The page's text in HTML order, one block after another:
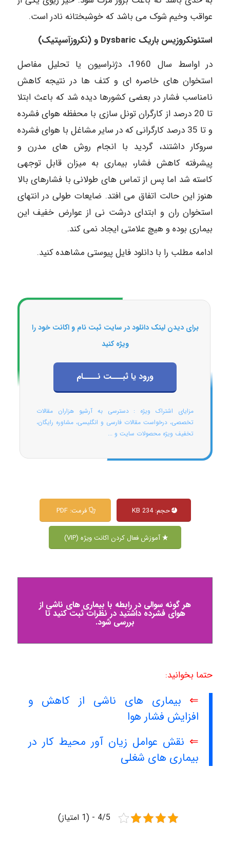
عواقب وخیم شوک می باشد که خوشبختانه نادر است.
استئونکروزیس باریک
و (نکروزآسپتیک)
در اواسط سال 1960، دژنراسیون یا تحلیل مفاصل
استخوان های خاصره ای و کتف ها در نتیجه کاهش
نامناسب فشار در بعضی کشورها دیده شد که باعث ابتلا
تا 20 درصد از کارگران تونل سازی با محفظه هوای فشرده
و تا 35 درصد کارگرانی که در سایر مشاغل با هوای فشرده
سروکار داشتند، گردید با انجام روش های مدرن و
پیشرفته کاهش فشار، بیماری به میزان قابل توجهی
کاسته شد اما پس از تماس های طولانی با فشارهای بالا
هنوز این حالت اتفاق می افتد. ضایعات طولی در انتهای
استخوان ران و ابتدای درشت نی از عوارض خفیف این
بیماری بوده و هیچ علامتی ایجاد نمی کند.
ادامه مطلب را با دانلود فایل پیوستی مشاهده کنید.
برای دیدن لینک دانلود در سایت ثبت نام و اکانت خود را
ویژه کنید
ورود یا ثبـــت نــــام
مزایای اشتراک ویژه : دسترسی به آرشیو هزاران مقالات
تخصصی، درخواست مقالات فارسی و انگلیسی، مشاوره رایگان،
تخفیف ویژه محصولات سایت و ...
حجم: 234 KB فرمت: PDF
آموزش فعال کردن اکانت ویژه (VIP)
هر گونه سوالی در رابطه با بیماری های ناشی از
هوای فشرده داشتید در نظرات ثبت کنید تا
بررسی شود.
حتما بخوانید:
⇐ بیماری های ناشی از کاهش و
افزایش فشار هوا
⇐ نقش عوامل زیان آور محیط کار در
بیماری های شغلی
4/5 - (1 امتیاز)